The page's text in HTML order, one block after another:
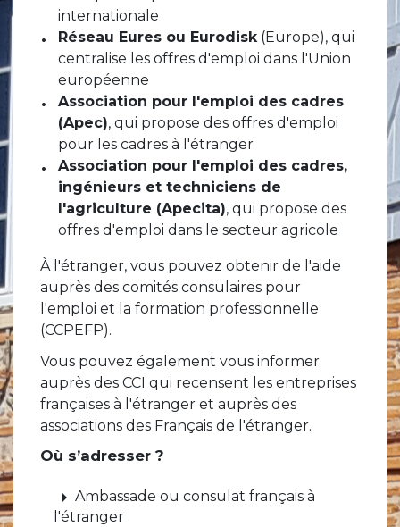
internationale
Réseau Eures ou Eurodisk (Europe), qui
centralise les offres d'emploi dans l'Union
européenne
Association pour l'emploi des cadres
(Apec), qui propose des offres d'emploi
pour les cadres à l'étranger
Association pour l'emploi des cadres,
ingénieurs et techniciens de
l'agriculture (Apecita), qui propose des
offres d'emploi dans le secteur agricole
À l'étranger, vous pouvez obtenir de l'aide
auprès des comités consulaires pour
l'emploi et la formation professionnelle
(CCPEFP).
Vous pouvez également vous informer
auprès des CCI qui recensent les entreprises
françaises à l'étranger et auprès des
associations des Français de l'étranger.
Où s’adresser ?
arrow_right Ambassade ou consulat français à
l'étranger